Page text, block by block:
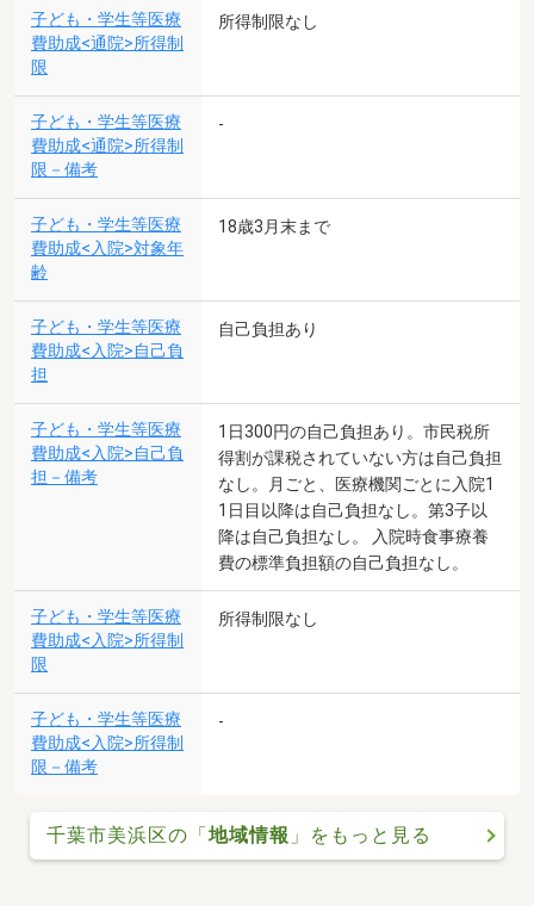
子ども・学生等医療
費助成<通院>所得制
限
所得制限なし
子ども・学生等医療
費助成<通院>所得制
限－備考
-
子ども・学生等医療
費助成<入院>対象年
齢
18歳3月末まで
子ども・学生等医療
費助成<入院>自己負
担
自己負担あり
子ども・学生等医療
費助成<入院>自己負
担－備考
1日300円の自己負担あり。市民税所
得割が課税されていない方は自己負担
なし。月ごと、医療機関ごとに入院1
1日目以降は自己負担なし。第3子以
降は自己負担なし。 入院時食事療養
費の標準負担額の自己負担なし。
子ども・学生等医療
費助成<入院>所得制
限
所得制限なし
子ども・学生等医療
費助成<入院>所得制
限－備考
-
千葉市美浜区の「地域情報 」をもっと見る